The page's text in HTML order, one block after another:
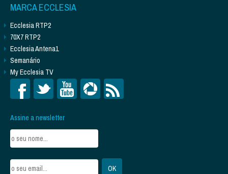
MARCA ECCLESIA
Ecclesia RTP2
70X7 RTP2
Ecclesia Antena1
Semanário
My Ecclesia TV
Assine a newsletter